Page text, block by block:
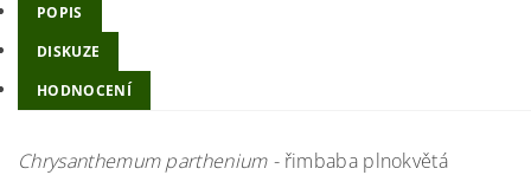
POPIS
DISKUZE
HODNOCENÍ
Chrysanthemum parthenium -řimbaba plnokvětá